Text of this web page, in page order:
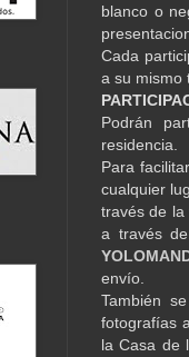
blanco o
Cada
a su mismo
Podrán
residencia.
Para
cualquier
través de la
a través
envío.
También
fotografías
la Casa de